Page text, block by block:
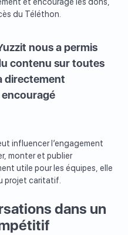
et encouragé les dons,
du Téléthon.
nous a permis
contenu sur toutes
directement
influencer l’engagement
monter et publier
utile pour les équipes, elle
projet caritatif.
dans un